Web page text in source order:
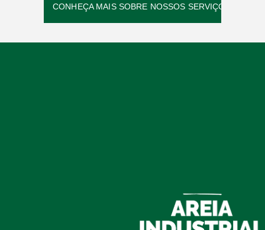
CONHEÇA MAIS SOBRE NOSSOS SERVIÇOS